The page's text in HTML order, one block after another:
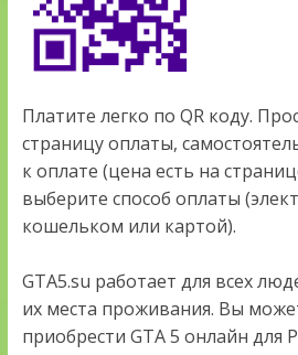
Платите легко по QR коду.
страницу оплаты,
к оплате (цена есть на
выберите способ оплаты
кошельком или картой).
GTA5.su работает для всех
их места проживания. Вы
приобрести GTA 5 онлайн для